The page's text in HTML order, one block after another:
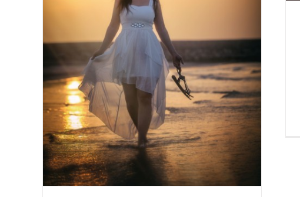
GEWINNE EINE REISE NACH SIZILIEN +
FOTOSHOOTING FÜR ZWEI PERSONEN!